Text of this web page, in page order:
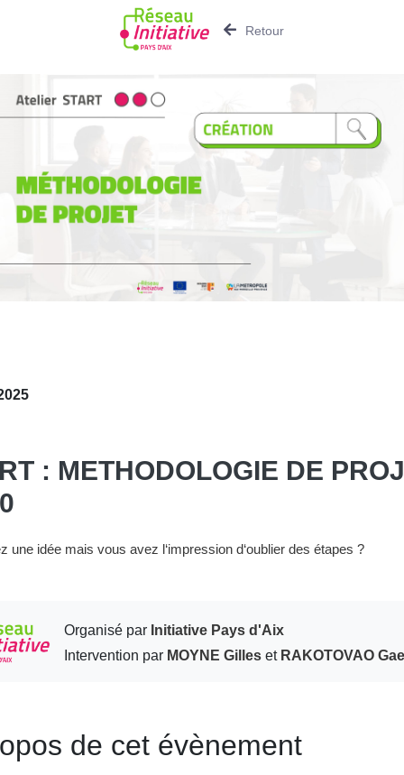
Retour
: METHODOLOGIE DE
une idée mais vous avez l‘impression d‘oublier des étapes ?
Organisé parInitiative Pays d'Aix
Intervention parMOYNE GillesetRAKOTOVAO
de cet évènement